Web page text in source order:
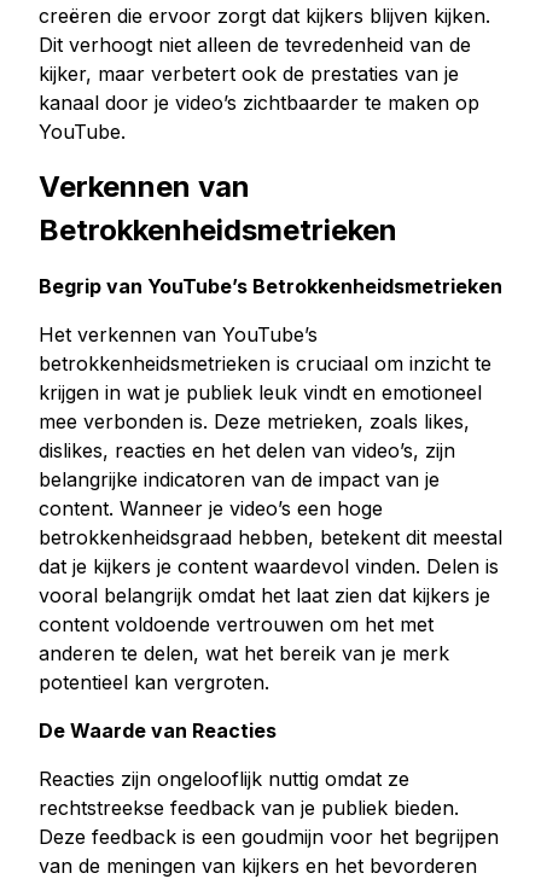
creëren die ervoor zorgt dat kijkers blijven kijken.
Dit verhoogt niet alleen de tevredenheid van de
kijker, maar verbetert ook de prestaties van je
kanaal door je video’s zichtbaarder te maken op
YouTube.
Verkennen van
Betrokkenheidsmetrieken
Begrip van YouTube’s Betrokkenheidsmetrieken
Het verkennen van YouTube’s
betrokkenheidsmetrieken is cruciaal om inzicht te
krijgen in wat je publiek leuk vindt en emotioneel
mee verbonden is. Deze metrieken, zoals likes,
dislikes, reacties en het delen van video’s, zijn
belangrijke indicatoren van de impact van je
content. Wanneer je video’s een hoge
betrokkenheidsgraad hebben, betekent dit meestal
dat je kijkers je content waardevol vinden. Delen is
vooral belangrijk omdat het laat zien dat kijkers je
content voldoende vertrouwen om het met
anderen te delen, wat het bereik van je merk
potentieel kan vergroten.
De Waarde van Reacties
Reacties zijn ongelooflijk nuttig omdat ze
rechtstreekse feedback van je publiek bieden.
Deze feedback is een goudmijn voor het begrijpen
van de meningen van kijkers en het bevorderen